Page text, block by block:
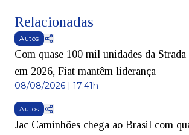
Relacionadas
Autos
Com quase 100 mil unidades da Strada
em 2026, Fiat mantêm liderança
08/08/2026 | 17:41h
Autos
Jac Caminhões chega ao Brasil com